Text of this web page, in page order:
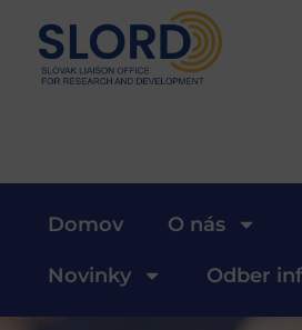
Domov O nás
Novinky Odber